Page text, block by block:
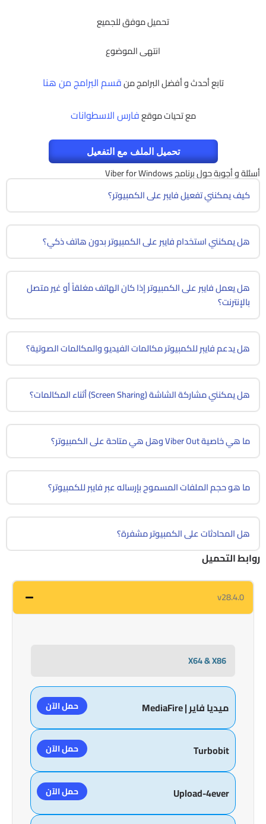
تحميل موفق للجميع
انتهى الموضوع
تابع أحدث و أفضل البرامج منقسم البرامج من هنا
مع تحيات موقعفارس الاسطوانات
تحميل الملف مع التفعيل
أسئلة و أجوبة حول برنامج Viber for Windows
كيف يمكنني تفعيل فايبر على الكمبيوتر؟
هل يمكنني استخدام فايبر على الكمبيوتر بدون هاتف ذكي؟
هل يعمل فايبر على الكمبيوتر إذا كان الهاتف مغلقاً أو غير متصل
بالإنترنت؟
هل يدعم فايبر للكمبيوتر مكالمات الفيديو والمكالمات الصوتية؟
هل يمكنني مشاركة الشاشة (Screen Sharing) أثناء المكالمات؟
ما هي خاصية Viber Out وهل هي متاحة على الكمبيوتر؟
ما هو حجم الملفات المسموح بإرساله عبر فايبر للكمبيوتر؟
هل المحادثات على الكمبيوتر مشفرة؟
روابط التحميل
v28.4.0
X64 & X86
ميديا فاير | MediaFire حمل الآن
Turbobit حمل الآن
Upload-4ever حمل الآن